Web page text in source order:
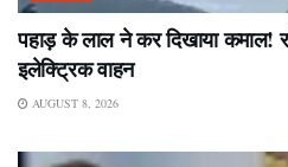
पहाड़ के लाल ने कर दिखाया कमाल!
इलेक्ट्रिक वाहन
AUGUST 8, 2026